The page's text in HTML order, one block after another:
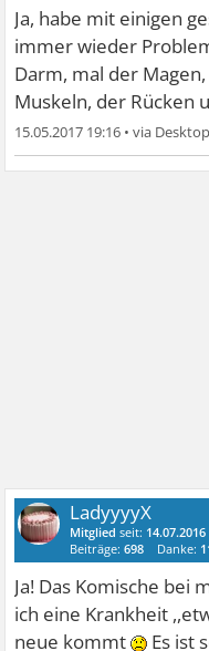
Ja, habe mit einigen
immer wieder
Darm, mal der
Muskeln, der Rücken
15.05.2017 19:16 •
LadyyyyX
Mitglied seit: 14.07.2016
Beiträge:698 Danke:
Ja! Das Komische bei
ich eine Krankheit
neue kommt
Es ist